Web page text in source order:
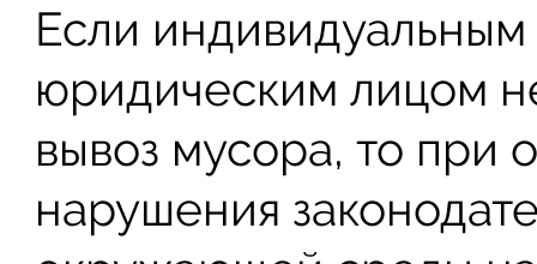
Если
юридическим лицом
вывоз мусора, то при
нарушения